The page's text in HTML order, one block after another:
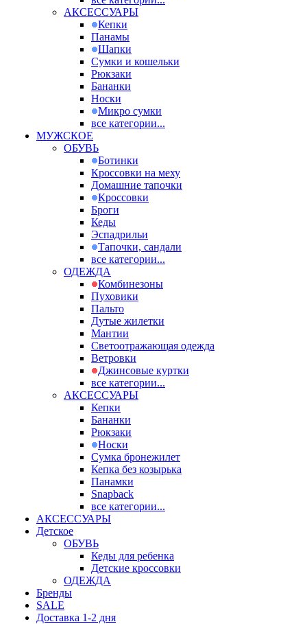
АКСЕССУАРЫ
Кепки
Панамы
Шапки
Сумки и кошельки
Рюкзаки
Бананки
Носки
Микро сумки
все категории...
МУЖСКОЕ
ОБУВЬ
Ботинки
Кроссовки на меху
Домашние тапочки
Кроссовки
Броги
Кеды
Эспадрильи
Тапочки, сандали
все категории...
ОДЕЖДА
Комбинезоны
Пуховики
Пальто
Дутые жилетки
Мантии
Светоотражающая одежда
Ветровки
Джинсовые куртки
все категории...
АКСЕССУАРЫ
Кепки
Бананки
Рюкзаки
Носки
Сумка бронежилет
Кепка без козырька
Панамки
Snapback
все категории...
АКСЕССУАРЫ
Детское
ОБУВЬ
Кеды для ребенка
Детские кроссовки
ОДЕЖДА
Бренды
SALE
Доставка 1-2 дня